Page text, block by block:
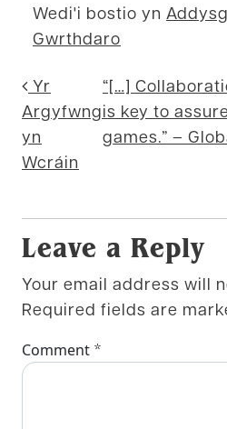
Wedi'i bostio yn Addysg
Gwrthdaro
Yr
Argyfwng
yn
Wcráin
“[…]
is key to
games.” –
Leave a Reply
Your email address will
Required fields are
Comment *